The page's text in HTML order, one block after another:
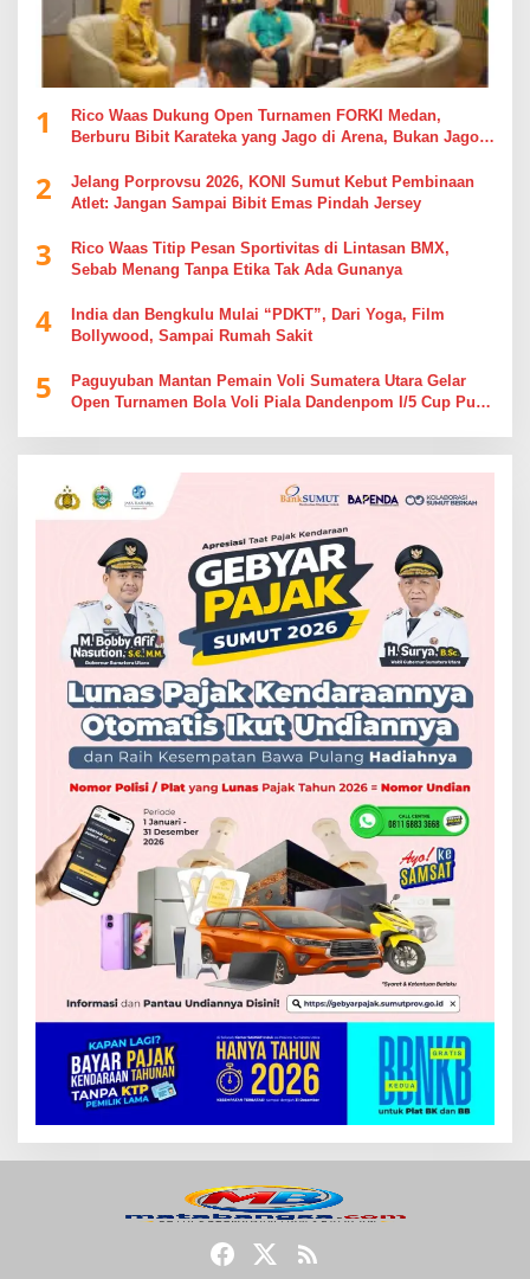
1
Rico Waas Dukung Open Turnamen FORKI Medan,
Berburu Bibit Karateka yang Jago di Arena, Bukan Jago
2
Jelang Porprovsu 2026, KONI Sumut Kebut Pembinaan
Atlet: Jangan Sampai Bibit Emas Pindah Jersey
3
Rico Waas Titip Pesan Sportivitas di Lintasan BMX,
Sebab Menang Tanpa Etika Tak Ada Gunanya
4
India dan Bengkulu Mulai “PDKT”, Dari Yoga, Film
Bollywood, Sampai Rumah Sakit
5
Paguyuban Mantan Pemain Voli Sumatera Utara Gelar
Open Turnamen Bola Voli Piala Dandenpom I/5 Cup Putra